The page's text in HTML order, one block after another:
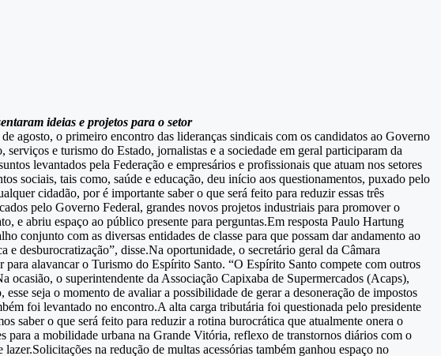
ideias e projetos para o setor
agosto, o primeiro encontro das lideranças sindicais com os candidatos ao Governo
e turismo do Estado, jornalistas e a sociedade em geral participaram da
levantados pela Federação e empresários e profissionais que atuam nos setores
sociais, tais como, saúde e educação, deu início aos questionamentos, puxado pelo
cidadão, por é importante saber o que será feito para reduzir essas três
pelo Governo Federal, grandes novos projetos industriais para promover o
e abriu espaço ao público presente para perguntas.Em resposta Paulo Hartung
conjunto com as diversas entidades de classe para que possam dar andamento ao
desburocratização”, disse.Na oportunidade, o secretário geral da Câmara
alavancar o Turismo do Espírito Santo. “O Espírito Santo compete com outros
ocasião, o superintendente da Associação Capixaba de Supermercados (Acaps),
seja o momento de avaliar a possibilidade de gerar a desoneração de impostos
foi levantado no encontro.A alta carga tributária foi questionada pelo presidente
saber o que será feito para reduzir a rotina burocrática que atualmente onera o
a mobilidade urbana na Grande Vitória, reflexo de transtornos diários com o
na redução de multas acessórias também ganhou espaço no